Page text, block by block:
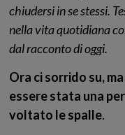
chiudersi in se stessi.
nella vita quotidiana
dal racconto di oggi.
Ora ci sorrido su,
essere stata una
voltato le spalle.